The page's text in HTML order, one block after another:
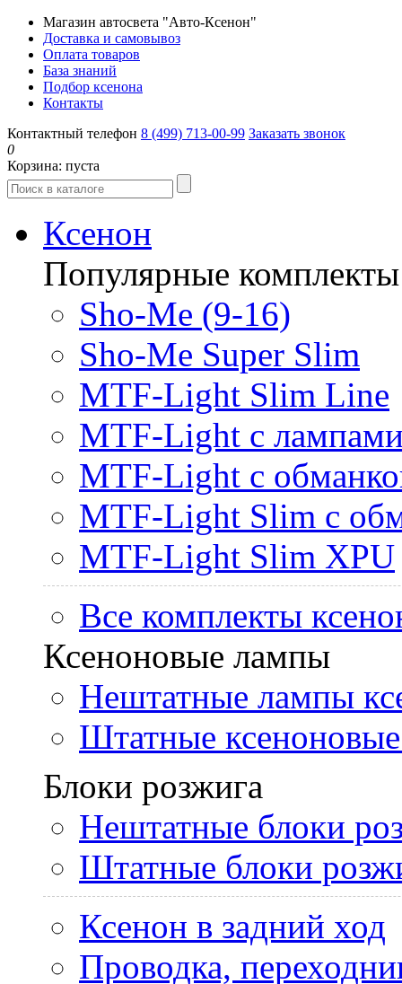
Магазин автосвета "Авто-Ксенон"
Доставка и самовывоз
Оплата товаров
База знаний
Подбор ксенона
Контакты
Контактный телефон 8 (499) 713-00-99 Заказать звонок
0
Корзина: пуста
Ксенон
Популярные комплекты
Sho-Me (9-16)
Sho-Me Super Slim
MTF-Light Slim Line
MTF-Light с
MTF-Light с
MTF-Light Slim с
MTF-Light Slim XPU
Все комплекты
Ксеноновые лампы
Нештатные лампы
Штатные
Блоки розжига
Нештатные блоки
Штатные блоки
Ксенон в задний ход
Проводка,